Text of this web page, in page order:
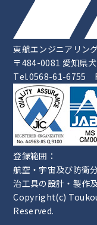
東航エンジニアリン
〒484-0081 愛知県
Tel.0568-61-6755
登録範囲：
航空・宇宙及び防衛
治工具の設計・製作
Copyright(c)
Reserved.